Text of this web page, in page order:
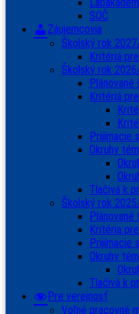
SOČ
Záujemcovia
Školský rok
Kritériá
Školský rok
Kritériá
Prijímacie
Okruhy tém
Tlačivá k
Školský rok
Kritéria
Prijímacie
Okruhy tém
Tlačivá k
Pre verejnosť
Voľné pracovné